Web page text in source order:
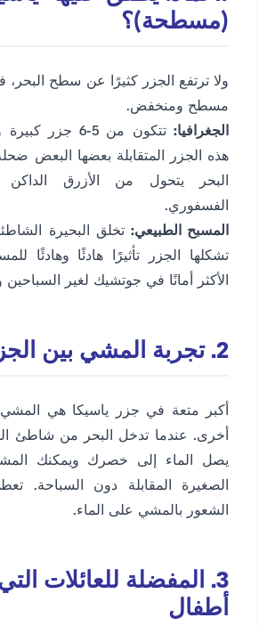
(مسطحة)؟
ولا ترتفع الجزر كثيرًا عن سطح البحر،
مسطح ومنخفض.
الجغرافيا:
تتكون من 5-6 جزر
هذه الجزر المتقابلة بعضها البعض
البحر يتحول من الأزرق الداكن
الفسفوري.
المسبح الطبيعي: تخلق البحيرة
تشكلها الجزر تأثيرًا هادئًا وهادئًا
الأكثر أمانًا في جوتشيك لغير السباحين
2. تجربة المشي بين الجزر
أكبر متعة في جزر ياسيكا هي
أخرى. عندما تدخل البحر من شاطئ
يصل الماء إلى خصرك ويمكنك
الصغيرة المقابلة دون السباحة.
الشعور بالمشي على الماء.
3. المفضلة للعائلات
أطفال